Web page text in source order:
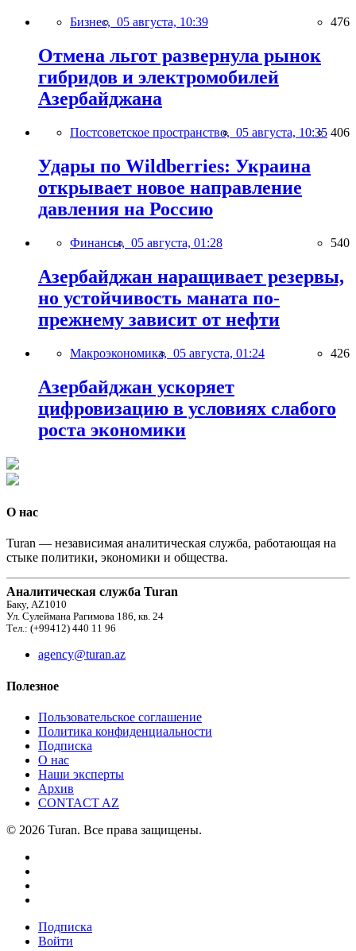
Бизнес, 05 августа, 10:39 476
Отмена льгот развернула рынок
гибридов и электромобилей
Азербайджана
Постсоветское пространство, 05 августа, 10:35 406
Удары по Wildberries: Украина
открывает новое направление
давления на Россию
Финансы, 05 августа, 01:28 540
Азербайджан наращивает резервы,
но устойчивость маната по-
прежнему зависит от нефти
Макроэкономика, 05 августа, 01:24 426
Азербайджан ускоряет
цифровизацию в условиях слабого
роста экономики
О нас
Turan — независимая аналитическая служба, работающая на
стыке политики, экономики и общества.
Аналитическая служба Turan
Баку, AZ1010
Ул. Сулеймана Рагимова 186, кв. 24
Тел.: (+99412) 440 11 96
agency@turan.az
Полезное
Пользовательское соглашение
Политика конфиденциальности
Подписка
О нас
Наши эксперты
Архив
CONTACT AZ
© 2026 Turan. Все права защищены.
Подписка
Войти